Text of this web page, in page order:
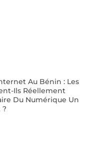
Au Bénin : Les
Ils Réellement
Du Numérique Un
?